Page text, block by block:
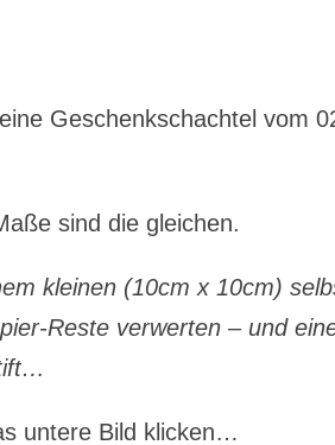
Geschenkschachtel vom
sind die gleichen.
kleinen (10cm x 10cm)
Reste verwerten – und
untere Bild klicken…